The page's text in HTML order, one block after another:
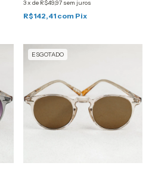
3x de R$49,97 sem juros
R$142,41 com Pix
ESGOTADO